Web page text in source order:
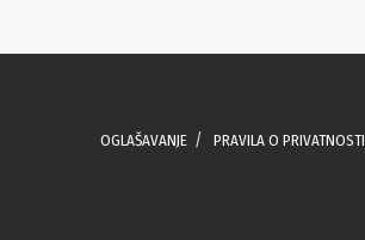
OGLAŠAVANJE PRAVILA O PRIVATNOSTI